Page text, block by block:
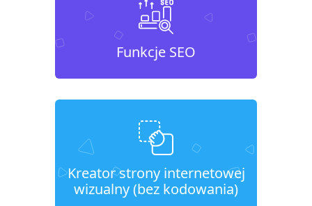
Funkcje SEO
Kreator strony internetowej
wizualny (bez kodowania)